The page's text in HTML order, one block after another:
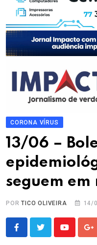
CORONA VÍRUS
13/06 –
seguem
PORTICO OLIVEIRA 14/
Youtube